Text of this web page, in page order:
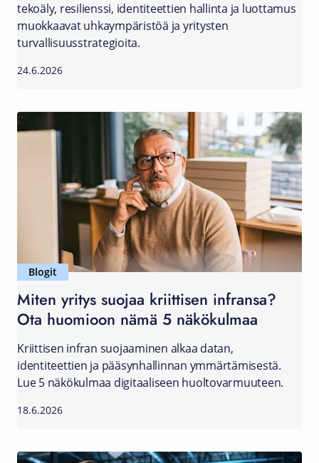
tekoäly, resilienssi, identiteettien hallinta ja luottamus
muokkaavat uhkaympäristöä ja yritysten
turvallisuusstrategioita.
24.6.2026
Blogit
Miten yritys suojaa kriittisen infransa?
Ota huomioon nämä 5 näkökulmaa
Kriittisen infran suojaaminen alkaa datan,
identiteettien ja pääsynhallinnan ymmärtämisestä.
Lue 5 näkökulmaa digitaaliseen huoltovarmuuteen.
18.6.2026